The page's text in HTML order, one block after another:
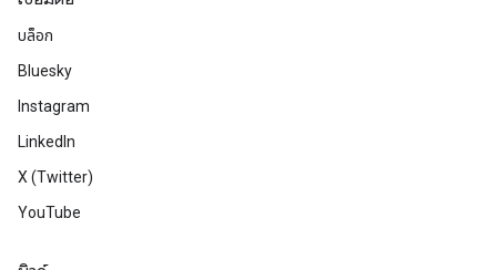
บล็อก
Bluesky
Instagram
LinkedIn
X (Twitter)
YouTube